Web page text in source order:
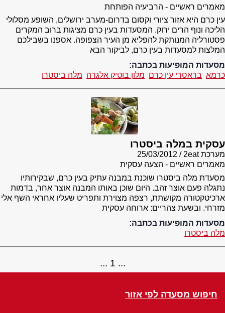
מאמרים ראשיים - הרביעיה הפותחת
עין כרם היא אזור ציורי וקסום בדרום-מערב ירושלים, השופע מסלולי
הליכה ונוף הרים ירוק. המסעדות בעין כרם מציגות ברוב המקרים
פסטורליה המנותקת להפליא מן העיר הצפופה. אספנו בשבילכם
המלצות למסעדות בעין כרם, לביקור הבא
מסעדות המופיעות בכתבה:
כרמא בראסרי עין כרם מלון בוטיק אלגרה מלה ביסטרו
עסקית במלה ביסטרו
מערכת 2eat
25/03/2012
מאמרים ראשיים - הצעה עסקית
מסעדת מלה ביסטרו שוכנת במבנה עתיק בעין כרם, שבקירותיו
נתגלה פעם אוצר זהב. היום שוכן באותו המבנה אוצר אחר, בדמות
ארכיטקטורה מקושתת, רצפה מצוירת ותפריט שעליו אחראי השף אלי
מזרחי. ובשעת צהריים: ארוחה עסקית
מסעדות המופיעות בכתבה:
מלה ביסטרו
1
חיפוש מסעדה לפי אזור